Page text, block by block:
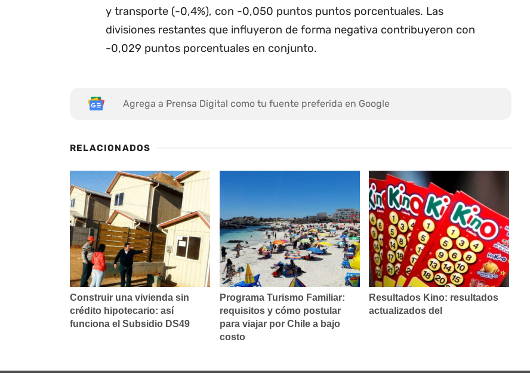
y transporte (-0,4%), con -0,050 puntos puntos porcentuales. Las
divisiones restantes que influyeron de forma negativa contribuyeron con
-0,029 puntos porcentuales en conjunto.
Agrega a Prensa Digital como tu fuente preferida en Google
RELACIONADOS
Construir una vivienda sin
crédito hipotecario: así
funciona el Subsidio DS49
Programa Turismo Familiar:
requisitos y cómo postular
para viajar por Chile a bajo
costo
Resultados Kino: resultados
actualizados del